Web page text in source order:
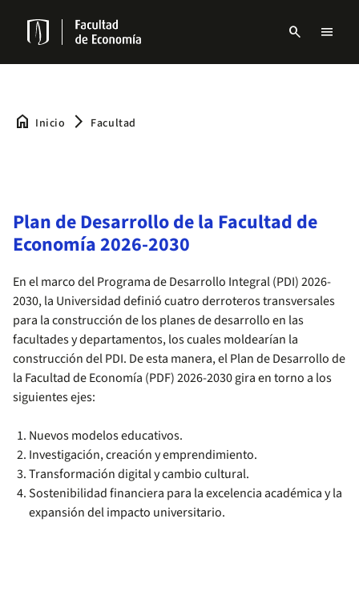
contenido
principal
Navbar
search menu
home Inicio arrow_forward_ios Facultad
Plan de Desarrollo de la Facultad de
Economía 2026-2030
En el marco del Programa de Desarrollo Integral (PDI) 2026-
2030, la Universidad definió cuatro derroteros transversales
para la construcción de los planes de desarrollo en las
facultades y departamentos, los cuales moldearían la
construcción del PDI. De esta manera, el Plan de Desarrollo de
la Facultad de Economía (PDF) 2026-2030 gira en torno a los
siguientes ejes:
Nuevos modelos educativos.
Investigación, creación y emprendimiento.
Transformación digital y cambio cultural.
Sostenibilidad financiera para la excelencia académica y la
expansión del impacto universitario.